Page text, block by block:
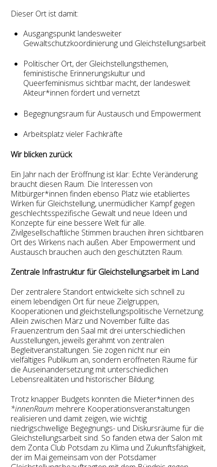
Dieser Ort ist damit:
Ausgangspunkt landesweiter
Gewaltschutzkoordinierung und Gleichstellungsarbeit
Politischer Ort, der Gleichstellungsthemen,
feministische Erinnerungskultur und
Queerfeminismus sichtbar macht, der landesweit
Akteur*innen fördert und vernetzt
Begegnungsraum für Austausch und Empowerment
Arbeitsplatz vieler Fachkräfte
Wir blicken zurück
Ein Jahr nach der Eröffnung ist klar: Echte Veränderung
braucht diesen Raum. Die Interessen von
Mitbürger*innen finden ebenso Platz wie etabliertes
Wirken für Gleichstellung, unermüdlicher Kampf gegen
geschlechtsspezifische Gewalt und neue Ideen und
Konzepte für eine bessere Welt für alle.
Zivilgesellschaftliche Stimmen brauchen ihren sichtbaren
Ort des Wirkens nach außen. Aber Empowerment und
Austausch brauchen auch den geschützten Raum.
Zentrale Infrastruktur für Gleichstellungsarbeit im Land
Der zentralere Standort entwickelte sich schnell zu
einem lebendigen Ort für neue Zielgruppen,
Kooperationen und gleichstellungspolitische Vernetzung.
Allein zwischen März und November füllte das
Frauenzentrum den Saal mit drei unterschiedlichen
Ausstellungen, jeweils gerahmt von zentralen
Begleitveranstaltungen. Sie zogen nicht nur ein
vielfältiges Publikum an, sondern eröffneten Räume für
die Auseinandersetzung mit unterschiedlichen
Lebensrealitäten und historischer Bildung.
Trotz knapper Budgets konnten die Mieter*innen des
*innenRaum mehrere Kooperationsveranstaltungen
realisieren und damit zeigen, wie wichtig
niedrigschwellige Begegnungs- und Diskursräume für die
Gleichstellungsarbeit sind. So fanden etwa der Salon mit
dem Zonta Club Potsdam zu Klima und Zukunftsfähigkeit,
der im Mai gemeinsam von der Potsdamer